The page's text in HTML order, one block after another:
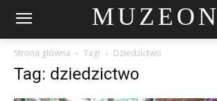
MUZEON
Strona główna Tagi Dziedzictwo
Tag: dziedzictwo